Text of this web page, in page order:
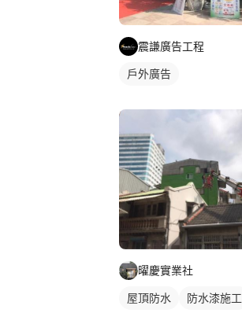
震謙廣告工程
戶外廣告
曜慶實業社
屋頂防水 防水漆施工